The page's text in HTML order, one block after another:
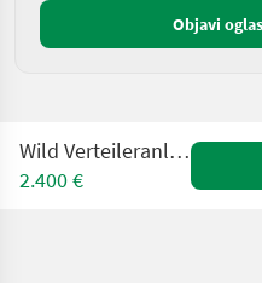
Objavi
Wild Verteileranlage kompakt
2.400 €